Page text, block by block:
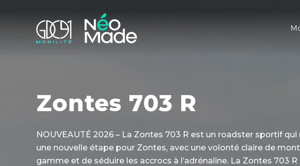
Zontes 703 R
NOUVEAUTÉ 2026 – La Zontes 703 R est un roadster sportif
une nouvelle étape pour Zontes, avec une volonté claire de
gamme et de séduire les accrocs à l’adrénaline. La Zontes 703 R